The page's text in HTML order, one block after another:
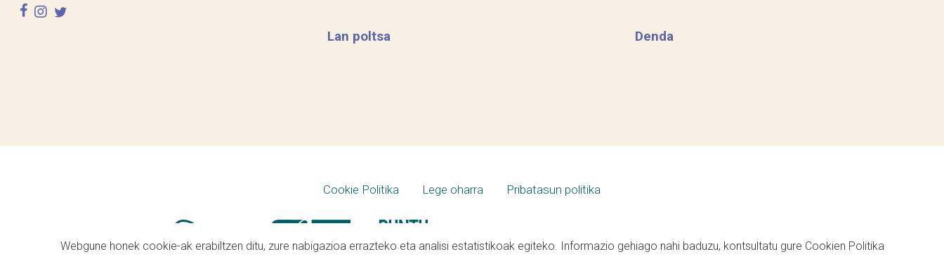
facebook
instagram
twitter
Lan poltsa Denda
Cookie Politika Lege oharra Pribatasun politika
Webgune honek cookie-ak erabiltzen ditu, zure nabigazioa errazteko eta analisi estatistikoak egiteko. Informazio gehiago nahi baduzu, kontsultatu gure Cookien Politika